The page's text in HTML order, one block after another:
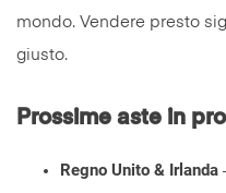
mondo. Vendere presto
giusto.
Prossime aste in
Regno Unito & Irlanda